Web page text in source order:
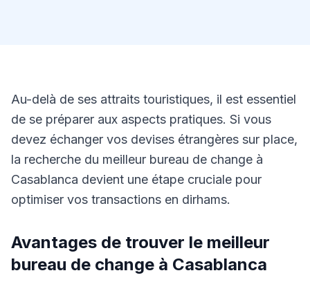
Au-delà de ses attraits touristiques, il est essentiel
de se préparer aux aspects pratiques. Si vous
devez échanger vos devises étrangères sur place,
la recherche du meilleur bureau de change à
Casablanca devient une étape cruciale pour
optimiser vos transactions en dirhams.
Avantages de trouver le meilleur
bureau de change à Casablanca